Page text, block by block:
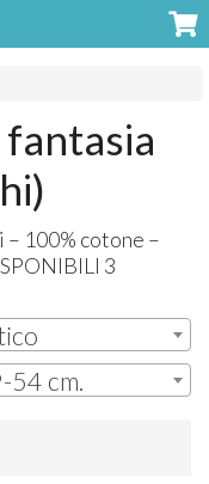
100% cotone –
3
54 cm.